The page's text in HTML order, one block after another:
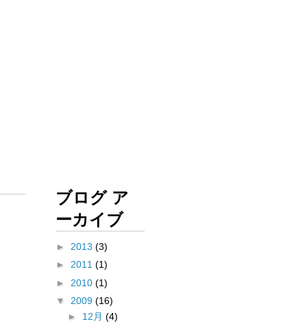
ブログ ア
ーカイブ
► 2013 (3)
► 2011 (1)
► 2010 (1)
▼ 2009 (16)
► 12月 (4)